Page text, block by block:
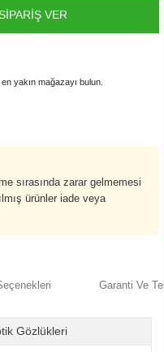
VER
yakın mağazayı bulun.
sırasında zarar gelmemesi
ürünler iade veya
Garanti Ve
Gözlükleri